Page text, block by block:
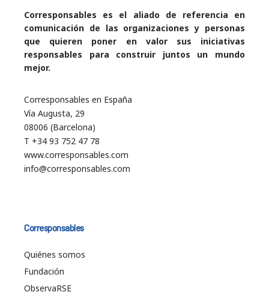
Corresponsables es el aliado de referencia en
comunicación de las organizaciones y personas
que quieren poner en valor sus iniciativas
responsables para construir juntos un mundo
mejor.
Corresponsables en España
Vía Augusta, 29
08006 (Barcelona)
T +34 93 752 47 78
www.corresponsables.com
info@corresponsables.com
Corresponsables
Quiénes somos
Fundación
ObservaRSE